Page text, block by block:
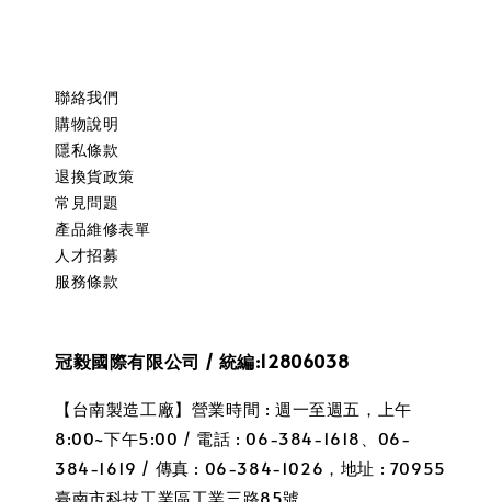
聯絡我們
購物說明
隱私條款
退換貨政策
常見問題
產品維修表單
人才招募
服務條款
冠毅國際有限公司 / 統編:12806038
【台南製造工廠】營業時間 : 週一至週五，上午
8:00~下午5:00 / 電話 : 06-384-1618、06-
384-1619 / 傳真 : 06-384-1026，地址 : 70955
臺南市科技工業區工業三路85號